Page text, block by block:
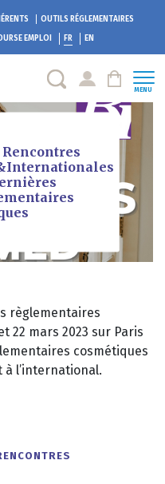
OUTILS RÉGLEMENTAIRES
EMPLOI FR EN
MENU
règlementaires
22 mars 2023 sur Paris
cosmétiques
à l’international.